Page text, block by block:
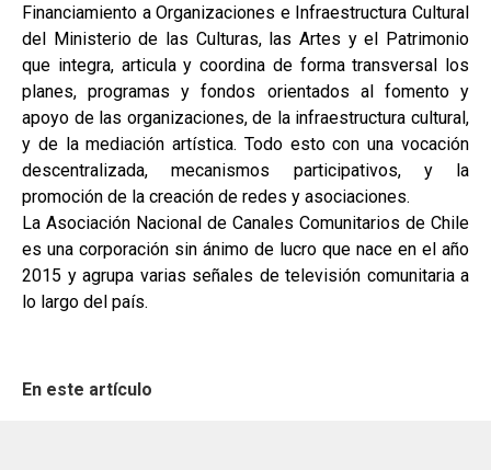
Financiamiento a Organizaciones e Infraestructura Cultural
del Ministerio de las Culturas, las Artes y el Patrimonio
que integra, articula y coordina de forma transversal los
planes, programas y fondos orientados al fomento y
apoyo de las organizaciones, de la infraestructura cultural,
y de la mediación artística. Todo esto con una vocación
descentralizada, mecanismos participativos, y la
promoción de la creación de redes y asociaciones.
La Asociación Nacional de Canales Comunitarios de Chile
es una corporación sin ánimo de lucro que nace en el año
2015 y agrupa varias señales de televisión comunitaria a
lo largo del país.
En este artículo